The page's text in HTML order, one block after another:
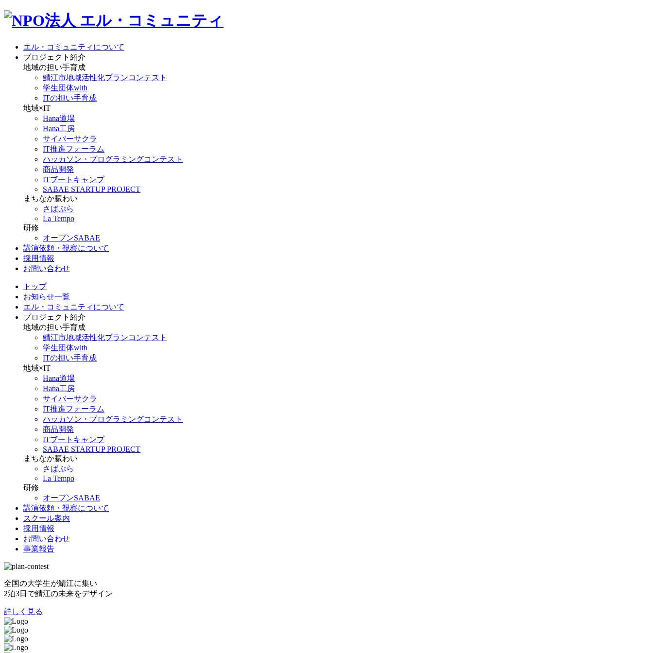
エル・コミュニティについて
プロジェクト紹介
地域の担い手育成
鯖江市地域活性化プランコンテスト
学生団体with
ITの担い手育成
地域×IT
Hana道場
Hana工房
サイバーサクラ
IT推進フォーラム
ハッカソン・プログラミングコンテスト
商品開発
ITブートキャンプ
SABAE STARTUP PROJECT
まちなか賑わい
さばぷら
La Tempo
研修
オープンSABAE
講演依頼・視察について
採用情報
お問い合わせ
トップ
お知らせ一覧
エル・コミュニティについて
プロジェクト紹介
地域の担い手育成
鯖江市地域活性化プランコンテスト
学生団体with
ITの担い手育成
地域×IT
Hana道場
Hana工房
サイバーサクラ
IT推進フォーラム
ハッカソン・プログラミングコンテスト
商品開発
ITブートキャンプ
SABAE STARTUP PROJECT
まちなか賑わい
さばぷら
La Tempo
研修
オープンSABAE
講演依頼・視察について
スクール案内
採用情報
お問い合わせ
事業報告
全国の大学生が鯖江に集い
2泊3日で鯖江の未来をデザイン
詳しく見る